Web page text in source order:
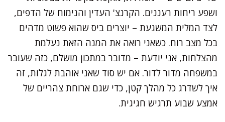
ושפע ריחות רעננים. הקרנצ' העדין והנימוח של הדפים,
לצד המלית המשגעת – יוצרים ביס שהוא פשוט מדהים
בכל מצב רוח. כשאני רואה את המנה הזאת נעלמת
מהצלחות, אני יודעת – מדובר במתכון מושלם, כזה שעובר
במשפחה מדור לדור. אם יש סוד שאני אוהבת לגלות, זה
איך לשדרג כל מהלך קטן, כדי שגם ארוחת צהריים של
אמצע שבוע תרגיש חגיגית.